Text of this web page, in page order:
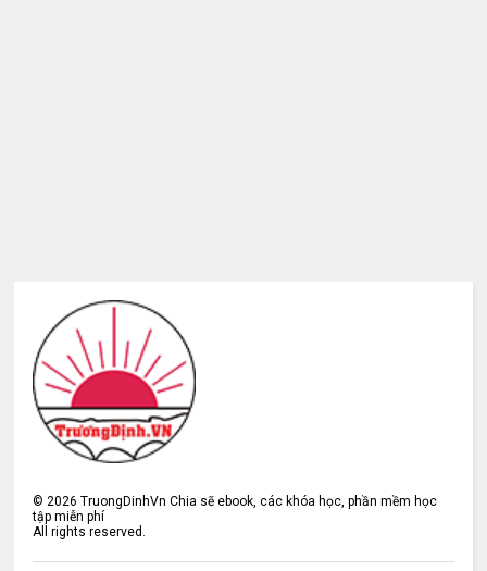
©2026 TruongDinhVn Chia sẽ ebook, các khóa học, phần mềm học
tập miễn phí
All rights reserved.